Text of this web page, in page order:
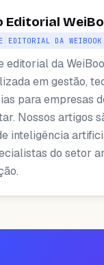
Editorial
EDITORIAL DA
editorial da
em gestão,
para empresas
Nossos artigos
inteligência
do setor